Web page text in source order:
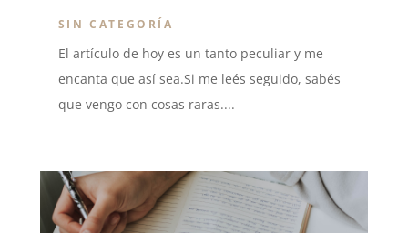
SIN CATEGORÍA
El artículo de hoy es un tanto peculiar y me
encanta que así sea.Si me leés seguido, sabés
que vengo con cosas raras....